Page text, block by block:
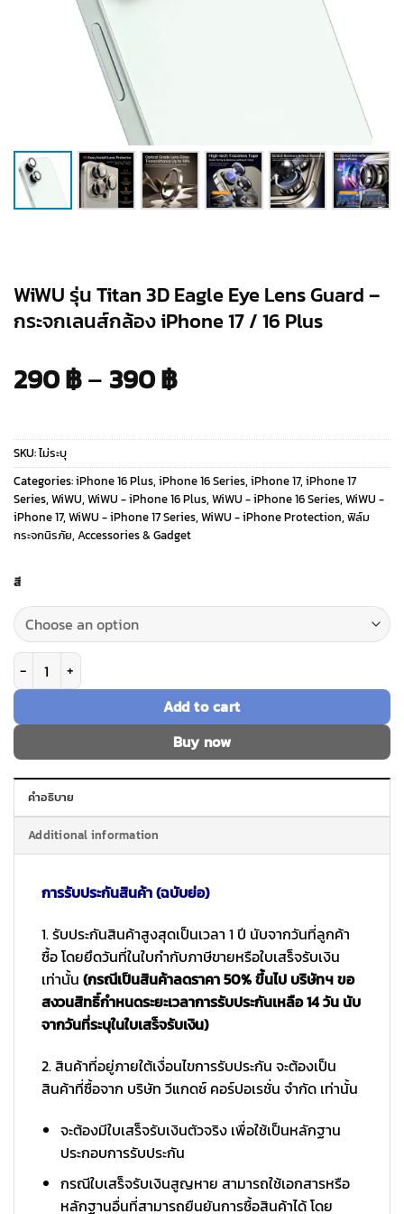
WiWU รุ่น Titan 3D Eagle Eye Lens Guard –
กระจกเลนส์กล้อง iPhone 17 / 16 Plus
290฿– 390฿Price
range:
290 ฿
through
SKU:ไม่ระบุ
Categories:iPhone 16 Plus, iPhone 16 Series, iPhone 17, iPhone 17
Series, WiWU, WiWU - iPhone 16 Plus, WiWU - iPhone 16 Series, WiWU -
iPhone 17, WiWU - iPhone 17 Series, WiWU - iPhone Protection, ฟิล์ม
กระจกนิรภัย, Accessories & Gadget
สี
จำนวน WiWU รุ่น Titan 3D Eagle Eye Lens Guard - กระจกเลนส์กล้อง
Add to cart
Buy now
คำอธิบาย
Additional information
การรับประกันสินค้า (ฉบับย่อ)
1. รับประกันสินค้าสูงสุดเป็นเวลา 1 ปี นับจากวันที่ลูกค้า
ซื้อ โดยยึดวันที่ในใบกำกับภาษีขายหรือใบเสร็จรับเงิน
เท่านั้น (กรณีเป็นสินค้าลดราคา 50% ขึ้นไป บริษัทฯ ขอ
สงวนสิทธิ์กำหนดระยะเวลาการรับประกันเหลือ 14 วัน นับ
จากวันที่ระบุในใบเสร็จรับเงิน)
2. สินค้าที่อยู่ภายใต้เงื่อนไขการรับประกัน จะต้องเป็น
สินค้าที่ซื้อจาก บริษัท วีแกดซ์ คอร์ปอเรชั่น จำกัด เท่านั้น
จะต้องมีใบเสร็จรับเงินตัวจริง เพื่อใช้เป็นหลักฐาน
ประกอบการรับประกัน
กรณีใบเสร็จรับเงินสูญหาย สามารถใช้เอกสารหรือ
หลักฐานอื่นที่สามารถยืนยันการซื้อสินค้าได้ โดย